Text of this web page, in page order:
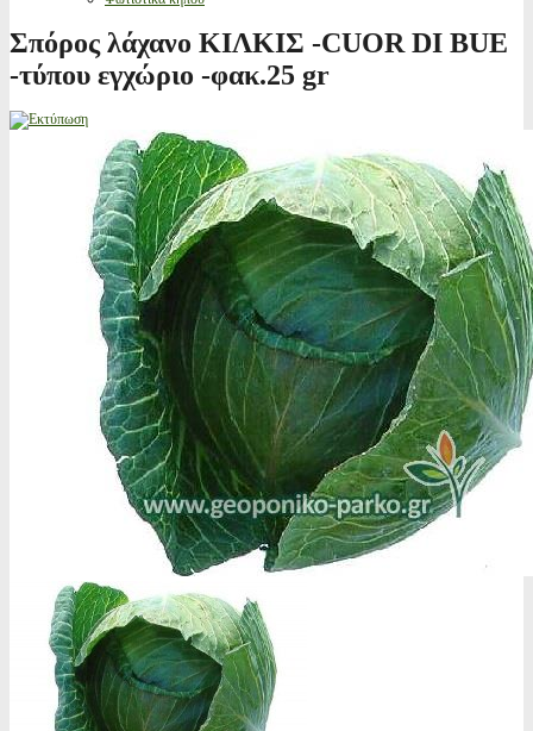
Σπόρος λάχανο ΚΙΛΚΙΣ -CUOR DI BUE
-τύπου εγχώριο -φακ.25 gr